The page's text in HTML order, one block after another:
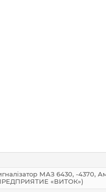
МАЗ 6430, -4370,
«ВИТОК»)